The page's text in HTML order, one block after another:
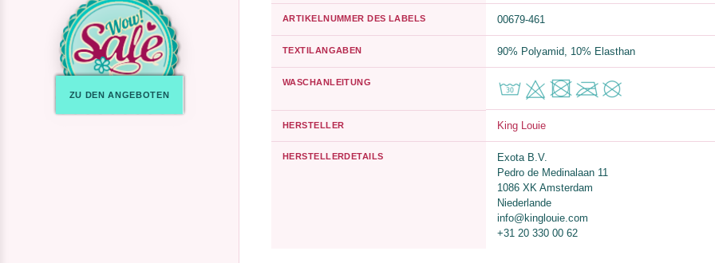
ZU DEN ANGEBOTEN
ARTIKELNUMMER DES LABELS 00679-461
TEXTILANGABEN 90% Polyamid, 10% Elasthan
WASCHANLEITUNG
HERSTELLER King Louie
HERSTELLERDETAILS
Exota B.V.
Pedro de Medinalaan 11
1086 XK Amsterdam
Niederlande
info@kinglouie.com
+31 20 330 00 62